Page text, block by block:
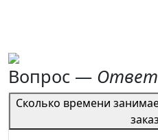
Вопрос — Ответ
Сколько времени